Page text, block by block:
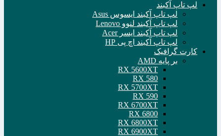
لپ تاپ آکبند
لپ تاپ آکبند ایسوس Asus
لپ تاپ آکبند لنوو Lenovo
لپ تاپ آکبند ایسر Acer
لپ تاپ آکبند اچ پی HP
کارت گرافیک
بر پایه AMD
RX 5600XT
RX 580
RX 5700XT
RX 590
RX 6700XT
RX 6800
RX 6800XT
RX 6900XT